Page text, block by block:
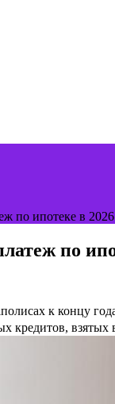
по ипотеке в
по
к концу
кредитов,